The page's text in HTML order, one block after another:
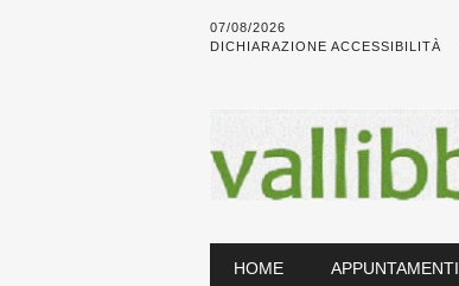
07/08/2026
DICHIARAZIONE ACCESSIBILITÀ
Main menu
HOME APPUNTAMENTI